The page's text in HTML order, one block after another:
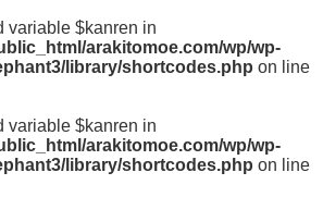
variable $kanren in
arakitomoe.com/wp/wp-
library/shortcodes.php on line
variable $kanren in
arakitomoe.com/wp/wp-
library/shortcodes.php on line